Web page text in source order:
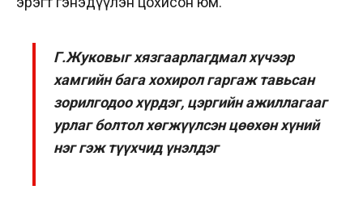
Г.Жуковыг хязгаарлагдмал хүчээр
хамгийн бага хохирол гаргаж тавьсан
зорилгодоо хүрдэг, цэргийн ажиллагааг
урлаг болтол хөгжүүлсэн цөөхөн хүний
нэг гэж түүхчид үнэлдэг